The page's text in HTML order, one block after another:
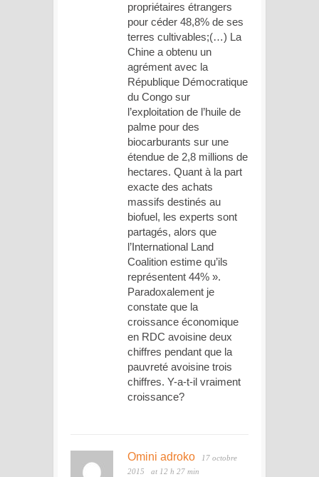
propriétaires étrangers
pour céder 48,8% de ses
terres cultivables;(…) La
Chine a obtenu un
agrément avec la
République Démocratique
du Congo sur
l’exploitation de l’huile de
palme pour des
biocarburants sur une
étendue de 2,8 millions de
hectares. Quant à la part
exacte des achats
massifs destinés au
biofuel, les experts sont
partagés, alors que
l’International Land
Coalition estime qu’ils
représentent 44% ».
Paradoxalement je
constate que la
croissance économique
en RDC avoisine deux
chiffres pendant que la
pauvreté avoisine trois
chiffres. Y-a-t-il vraiment
croissance?
Omini adroko
17 octobre
2015
at 12 h 27 min